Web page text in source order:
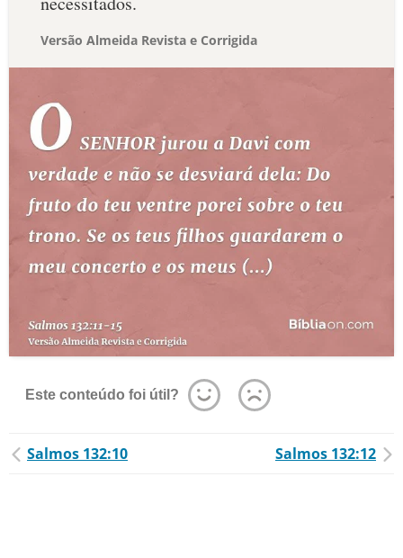
Versão Almeida Revista e Corrigida
Este conteúdo foi útil?
Salmos 132:10 Salmos 132:12